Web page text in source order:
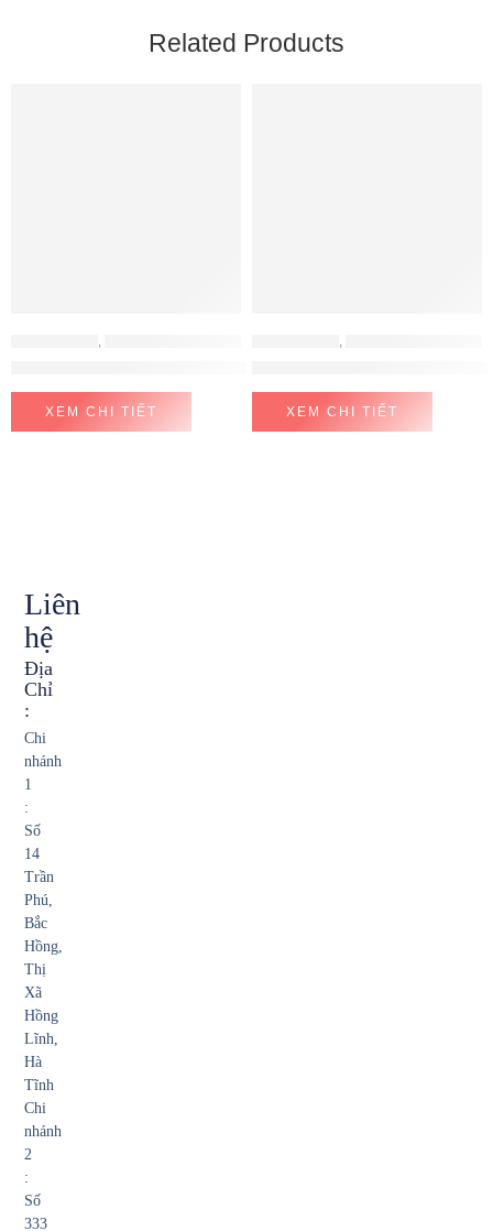
Related Products
XEM CHI TIẾT XEM CHI TIẾT
Liên
hệ
Địa
Chỉ
:
Chi
nhánh
1
:
Số
14
Trần
Phú,
Bắc
Hồng,
Thị
Xã
Hồng
Lĩnh,
Hà
Tĩnh
Chi
nhánh
2
:
Số
333